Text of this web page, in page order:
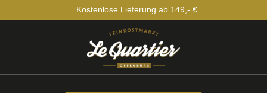
Kostenlose Lieferung ab 149,- €